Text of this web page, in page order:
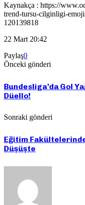
Kaynakça : https://
trend-tursu-cilginligi-
120139818
22 Mart 20:42
Paylaş0
Önceki gönderi
Bundesliga’da Gol
Düello!
Sonraki gönderi
Eğitim
Düşüşte